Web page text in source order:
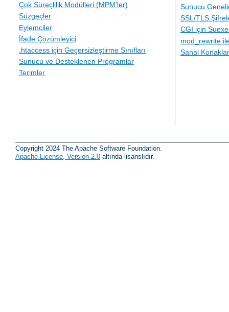
Çok Süreçlilik Modülleri (MPM’ler)
Süzgeçler
Eylemciler
İfade Çözümleyici
.htaccess için Geçersizleştirme Sınıfları
Sunucu ve Desteklenen Programlar
Terimler
Sunucu
SSL/TLS
CGI için
mod_rewrite
Sanal Konaklar
Copyright 2024 The Apache Software Foundation.
Apache License, Version 2.0 altında lisanslıdır.